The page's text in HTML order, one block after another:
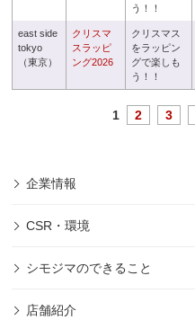
う！！
east side
tokyo
（東京）
クリスマ
スラッピ
ング2026
クリスマス
をラッピン
グで楽しも
う！！
1 2 3
企業情報
CSR・環境
シモジマのできること
店舗紹介